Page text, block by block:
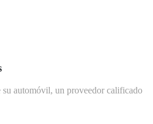
su automóvil, un proveedor calificado